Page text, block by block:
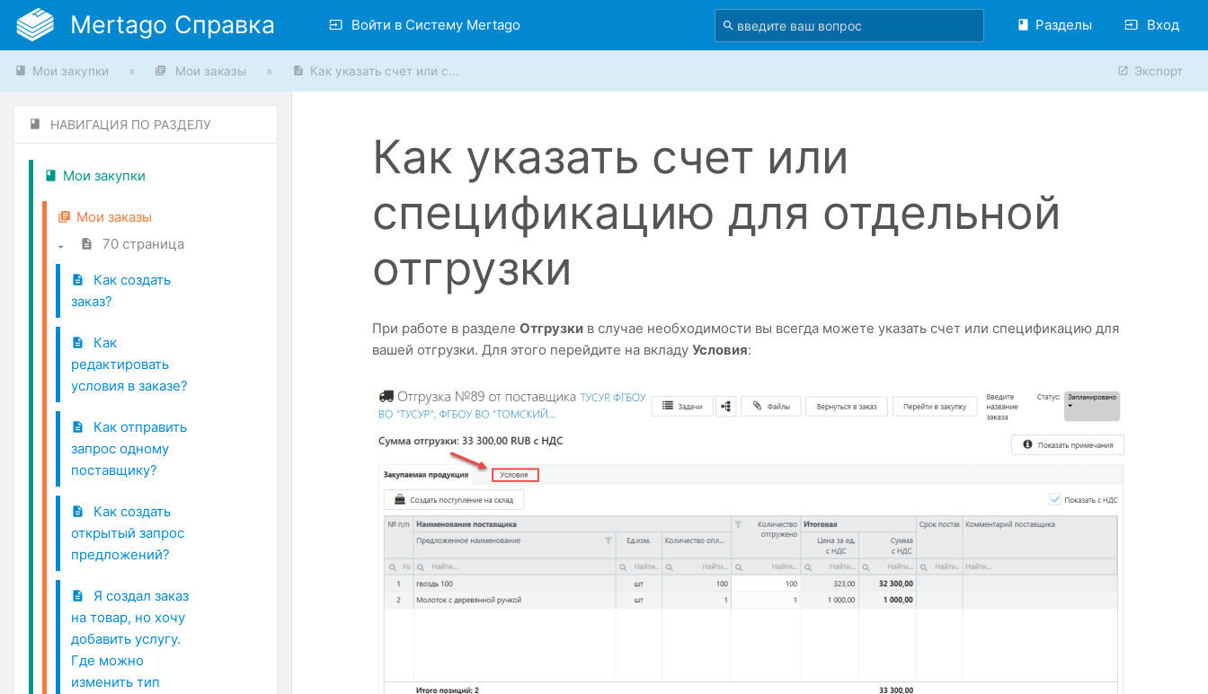
Mertago Справка Войти в Систему Mertago Разделы Вход
Мои закупки » Мои заказы » Как указать счет или с... Экспорт
НАВИГАЦИЯ ПО РАЗДЕЛУ
Мои закупки
Мои заказы
70 страница
Как создать
заказ?
Как
редактировать
условия в заказе?
Как отправить
запрос одному
поставщику?
Как создать
открытый запрос
предложений?
Я создал заказ
на товар, но хочу
добавить услугу.
Где можно
изменить тип
Как указать счет или
спецификацию для отдельной
отгрузки
При работе в разделеОтгрузки в случае необходимости вы всегда можете указать счет или спецификацию для
вашей отгрузки. Для этого перейдите на вкладуУсловия: